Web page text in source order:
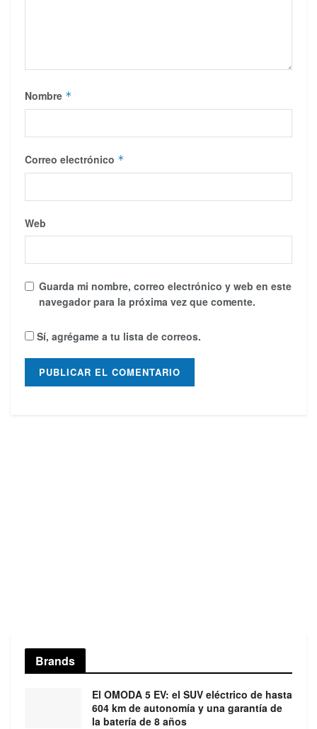
Nombre *
Correo electrónico *
Web
Guarda mi nombre, correo electrónico y web en este
navegador para la próxima vez que comente.
Sí, agrégame a tu lista de correos.
Brands
El OMODA 5 EV: el SUV eléctrico de hasta
604 km de autonomía y una garantía de
la batería de 8 años